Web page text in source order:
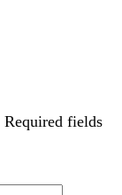
Required fields